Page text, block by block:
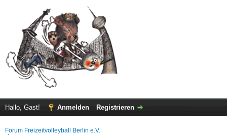
Hallo, Gast! Anmelden Registrieren
Forum Freizeitvolleyball Berlin e.V.